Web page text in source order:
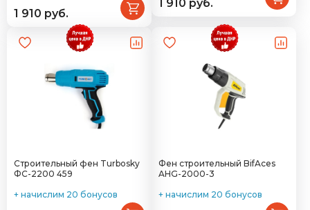
1 910 руб.
1 910 руб.
Строительный фен Turbosky
ФС-2200 459
+ начислим 20 бонусов
Фен строительный BifAces
AHG-2000-3
+ начислим 20 бонусов